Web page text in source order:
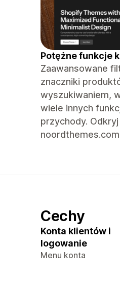
Potężne funkcje
Zaawansowane
znaczniki
wyszukiwaniem,
wiele innych
przychody.
Cechy
Konta klientów i
logowanie
Menu konta